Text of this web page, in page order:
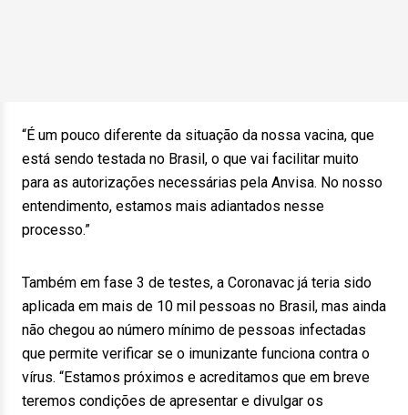
“É um pouco diferente da situação da nossa vacina, que
está sendo testada no Brasil, o que vai facilitar muito
para as autorizações necessárias pela Anvisa. No nosso
entendimento, estamos mais adiantados nesse
processo.”
Também em fase 3 de testes, a Coronavac já teria sido
aplicada em mais de 10 mil pessoas no Brasil, mas ainda
não chegou ao número mínimo de pessoas infectadas
que permite verificar se o imunizante funciona contra o
vírus. “Estamos próximos e acreditamos que em breve
teremos condições de apresentar e divulgar os